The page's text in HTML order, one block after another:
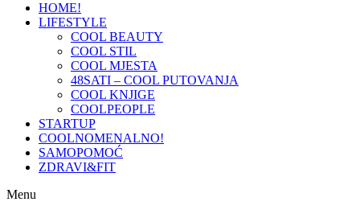
HOME!
LIFESTYLE
COOL BEAUTY
COOL STIL
COOL MJESTA
48SATI – COOL PUTOVANJA
COOL KNJIGE
COOLPEOPLE
STARTUP
COOLNOMENALNO!
SAMOPOMOĆ
ZDRAVI&FIT
Menu